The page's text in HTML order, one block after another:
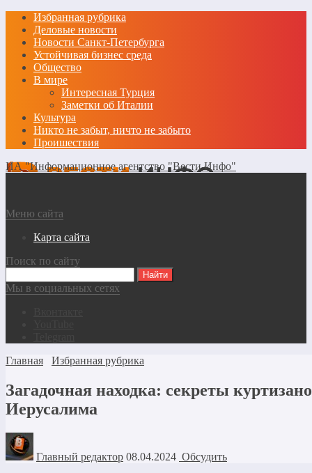
Избранная рубрика
Деловые новости
Новости Санкт-Петербурга
Устойчивая бизнес среда
Общество
В мире
Интересная Турция
Заметки об Италии
Культура
Никто не забыт, ничто не забыто
Проишествия
ИА "Информационное агентство "Вести Инфо"
Меню сайта
Карта сайта
Поиск по сайту
Мы в социальных сетях
Главная
Избранная рубрика
Загадочная находка: секреты
Иерусалима
Главный редактор 08.04.2024 Обсудить